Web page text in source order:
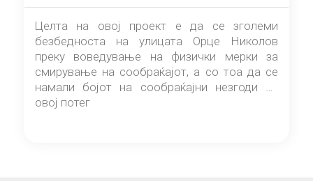
Целта на овој проект е да се зголеми
безбедноста на улицата Орце Николов
преку воведување на физички мерки за
смирување на сообраќајот, а со тоа да се
намали бојот на сообраќајни незгоди на
овој потег